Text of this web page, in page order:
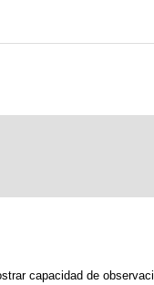
capacidad de